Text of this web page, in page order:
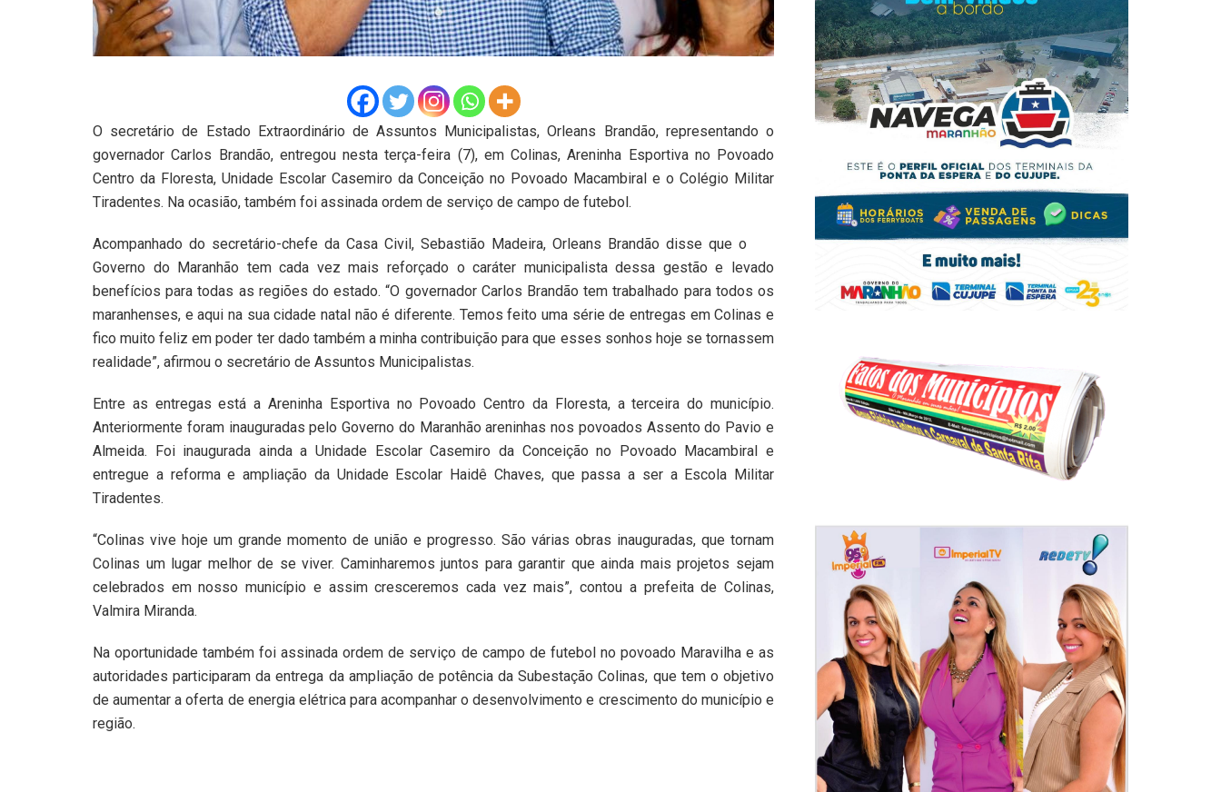
O secretário de Estado Extraordinário de Assuntos Municipalistas, Orleans Brandão, representando o
governador Carlos Brandão, entregou nesta terça-feira (7), em Colinas, Areninha Esportiva no Povoado
Centro da Floresta, Unidade Escolar Casemiro da Conceição no Povoado Macambiral e o Colégio Militar
Tiradentes. Na ocasião, também foi assinada ordem de serviço de campo de futebol.
Acompanhado do secretário-chefe da Casa Civil, Sebastião Madeira, Orleans Brandão disse que o
Governo do Maranhão tem cada vez mais reforçado o caráter municipalista dessa gestão e levado
benefícios para todas as regiões do estado. “O governador Carlos Brandão tem trabalhado para todos os
maranhenses, e aqui na sua cidade natal não é diferente. Temos feito uma série de entregas em Colinas e
fico muito feliz em poder ter dado também a minha contribuição para que esses sonhos hoje se tornassem
realidade”, afirmou o secretário de Assuntos Municipalistas.
Entre as entregas está a Areninha Esportiva no Povoado Centro da Floresta, a terceira do município.
Anteriormente foram inauguradas pelo Governo do Maranhão areninhas nos povoados Assento do Pavio e
Almeida. Foi inaugurada ainda a Unidade Escolar Casemiro da Conceição no Povoado Macambiral e
entregue a reforma e ampliação da Unidade Escolar Haidê Chaves, que passa a ser a Escola Militar
Tiradentes.
“Colinas vive hoje um grande momento de união e progresso. São várias obras inauguradas, que tornam
Colinas um lugar melhor de se viver. Caminharemos juntos para garantir que ainda mais projetos sejam
celebrados em nosso município e assim cresceremos cada vez mais”, contou a prefeita de Colinas,
Valmira Miranda.
Na oportunidade também foi assinada ordem de serviço de campo de futebol no povoado Maravilha e as
autoridades participaram da entrega da ampliação de potência da Subestação Colinas, que tem o objetivo
de aumentar a oferta de energia elétrica para acompanhar o desenvolvimento e crescimento do município e
região.